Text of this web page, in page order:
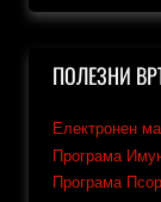
ПОЛЕЗНИ
Електронен
Програма
Програма